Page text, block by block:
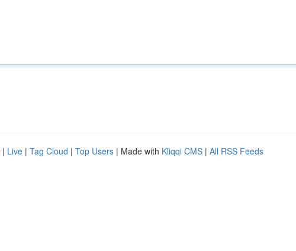
| Live | Tag Cloud | Top Users | Made with Kliqqi CMS | All RSS Feeds